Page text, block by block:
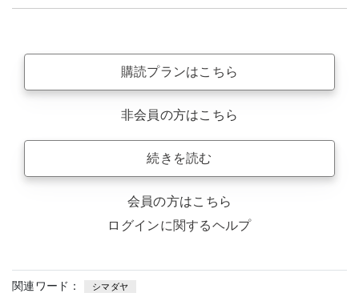
購読プランはこちら
非会員の方はこちら
続きを読む
会員の方はこちら
ログインに関するヘルプ
関連ワード： シマダヤ